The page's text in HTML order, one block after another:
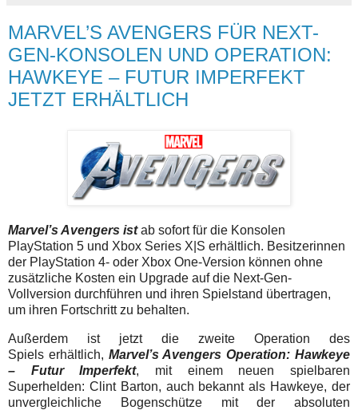
MARVEL’S AVENGERS FÜR NEXT-
GEN-KONSOLEN UND OPERATION:
HAWKEYE – FUTUR IMPERFEKT
JETZT ERHÄLTLICH
Marvel’s Avengers istab sofort für die Konsolen
PlayStation 5 und Xbox Series X|S erhältlich. Besitzerinnen
der PlayStation 4- oder Xbox One-Version können ohne
zusätzliche Kosten ein Upgrade auf die Next-Gen-
Vollversion durchführen und ihren Spielstand übertragen,
um ihren Fortschritt zu behalten.
Außerdem ist jetzt die zweite Operation des
Spiels erhältlich, Marvel’s Avengers Operation: Hawkeye
– Futur Imperfekt, mit einem neuen spielbaren
Superhelden: Clint Barton, auch bekannt als Hawkeye, der
unvergleichliche Bogenschütze mit der absoluten